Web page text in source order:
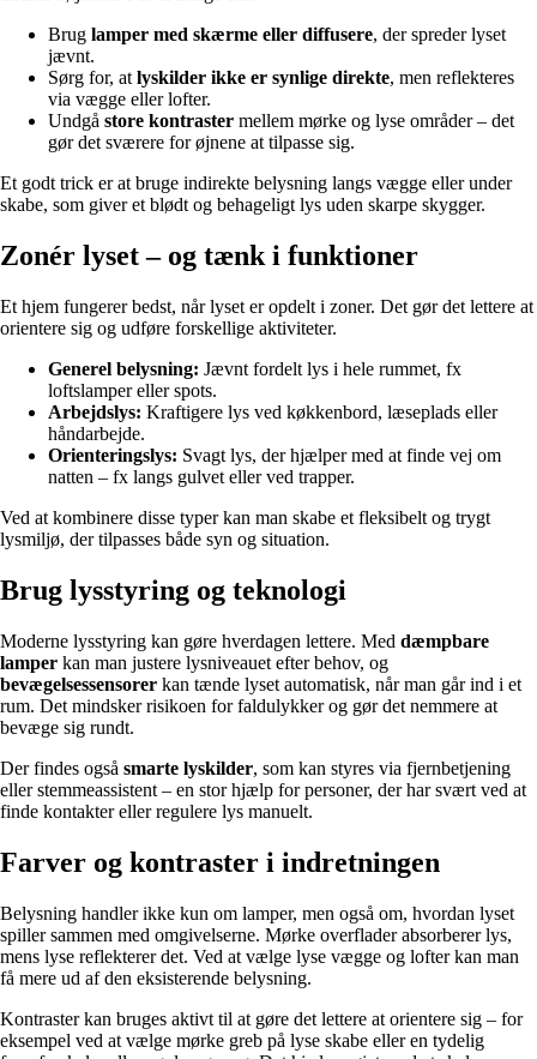
Brug lamper med skærme eller diffusere, der spreder lyset
jævnt.
Sørg for, at lyskilder ikke er synlige direkte, men reflekteres
via vægge eller lofter.
Undgå store kontraster mellem mørke og lyse områder – det
gør det sværere for øjnene at tilpasse sig.
Et godt trick er at bruge indirekte belysning langs vægge eller under
skabe, som giver et blødt og behageligt lys uden skarpe skygger.
Zonér lyset – og tænk i funktioner
Et hjem fungerer bedst, når lyset er opdelt i zoner. Det gør det lettere at
orientere sig og udføre forskellige aktiviteter.
Generel belysning: Jævnt fordelt lys i hele rummet, fx
loftslamper eller spots.
Arbejdslys: Kraftigere lys ved køkkenbord, læseplads eller
håndarbejde.
Orienteringslys: Svagt lys, der hjælper med at finde vej om
natten – fx langs gulvet eller ved trapper.
Ved at kombinere disse typer kan man skabe et fleksibelt og trygt
lysmiljø, der tilpasses både syn og situation.
Brug lysstyring og teknologi
Moderne lysstyring kan gøre hverdagen lettere. Med dæmpbare
lamper kan man justere lysniveauet efter behov, og
bevægelsessensorer kan tænde lyset automatisk, når man går ind i et
rum. Det mindsker risikoen for faldulykker og gør det nemmere at
bevæge sig rundt.
Der findes også smarte lyskilder, som kan styres via fjernbetjening
eller stemmeassistent – en stor hjælp for personer, der har svært ved at
finde kontakter eller regulere lys manuelt.
Farver og kontraster i indretningen
Belysning handler ikke kun om lamper, men også om, hvordan lyset
spiller sammen med omgivelserne. Mørke overflader absorberer lys,
mens lyse reflekterer det. Ved at vælge lyse vægge og lofter kan man
få mere ud af den eksisterende belysning.
Kontraster kan bruges aktivt til at gøre det lettere at orientere sig – for
eksempel ved at vælge mørke greb på lyse skabe eller en tydelig